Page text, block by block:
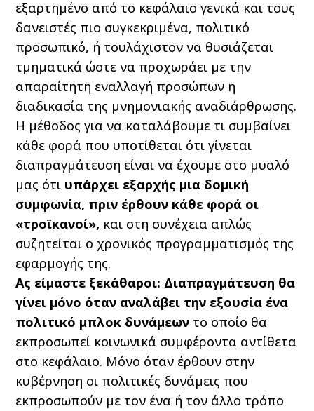
εξαρτημένο από το κεφάλαιο γενικά και τους
δανειστές πιο συγκεκριμένα, πολιτικό
προσωπικό, ή τουλάχιστον να θυσιάζεται
τμηματικά ώστε να προχωράει με την
απαραίτητη εναλλαγή προσώπων η
διαδικασία της μνημονιακής αναδιάρθρωσης.
Η μέθοδος για να καταλάβουμε τι συμβαίνει
κάθε φορά που υποτίθεται ότι γίνεται
διαπραγμάτευση είναι να έχουμε στο μυαλό
μας ότι υπάρχει εξαρχής μια δομική
συμφωνία, πριν έρθουν κάθε φορά οι
«τροϊκανοί», και στη συνέχεια απλώς
συζητείται ο χρονικός προγραμματισμός της
εφαρμογής της.
Ας είμαστε ξεκάθαροι: Διαπραγμάτευση θα
γίνει μόνο όταν αναλάβει την εξουσία ένα
πολιτικό μπλοκ δυνάμεων το οποίο θα
εκπροσωπεί κοινωνικά συμφέροντα αντίθετα
στο κεφάλαιο. Μόνο όταν έρθουν στην
κυβέρνηση οι πολιτικές δυνάμεις που
εκπροσωπούν με τον ένα ή τον άλλο τρόπο